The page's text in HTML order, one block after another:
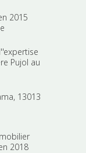
2015
Pujol au
13013
2018